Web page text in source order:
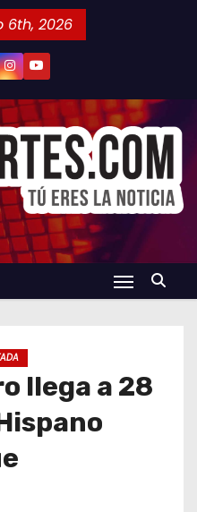
6th, 2026
llega a 28